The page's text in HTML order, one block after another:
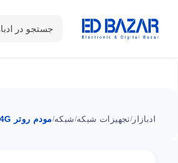
جستجو در
دسته بندی محصولات
ادبازار /تجهیزات شبکه/شبکه/مودم روتر 4G هوآوی E5172